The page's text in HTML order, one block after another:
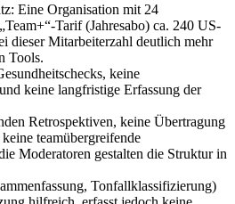
Eine Organisation mit 24
Tarif (Jahresabo) ca. 240 US-
dieser Mitarbeiterzahl deutlich mehr
Tools.
keine
keine langfristige Erfassung der
Retrospektiven, keine Übertragung
teamübergreifende
Moderatoren gestalten die Struktur in
Tonfallklassifizierung)